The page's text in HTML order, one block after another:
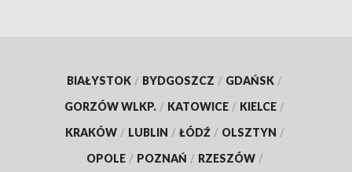
BIAŁYSTOK / BYDGOSZCZ / GDAŃSK /
GORZÓW WLKP. / KATOWICE / KIELCE /
KRAKÓW / LUBLIN / ŁÓDŹ / OLSZTYN /
OPOLE / POZNAŃ / RZESZÓW /